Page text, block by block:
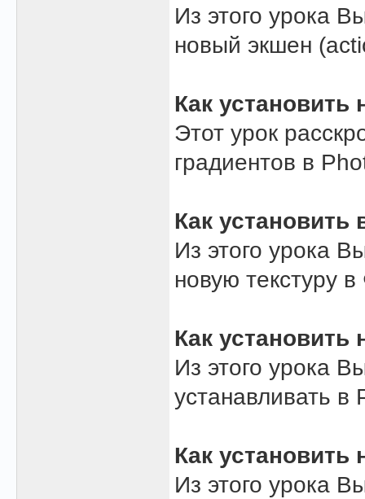
Из этого урока
новый экшен
Как
Этот урок
градиентов в
Как установить
Из этого урока
новую текстуру
Как
Из этого урока
устанавливать
Как
Из этого урока